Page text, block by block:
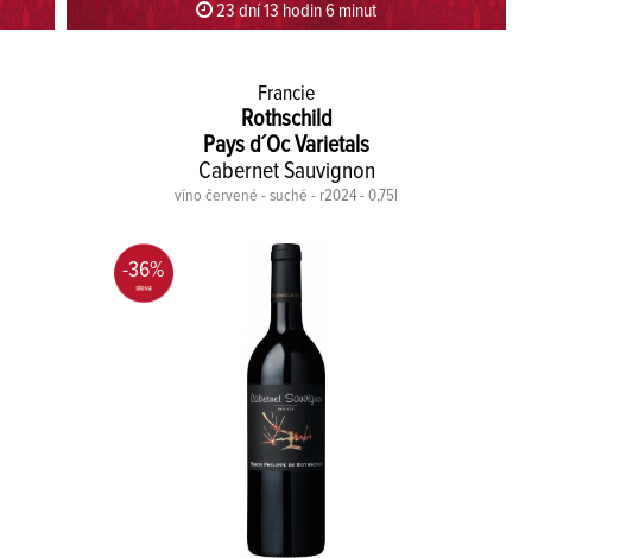
23 dní 13 hodin 5 minut 59 sekund
Francie
Rothschild
Pays d´Oc Varietals
Cabernet Sauvignon
víno červené - suché - r2024 - 0,75l
-36%